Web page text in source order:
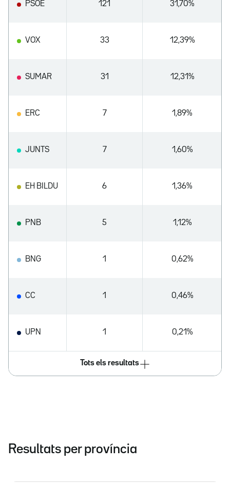
PSOE 121 31,70%
VOX 33 12,39%
SUMAR 31 12,31%
ERC 7 1,89%
JUNTS 7 1,60%
EH BILDU 6 1,36%
PNB 5 1,12%
BNG 1 0,62%
CC 1 0,46%
UPN 1 0,21%
Tots els resultats
Resultats per província